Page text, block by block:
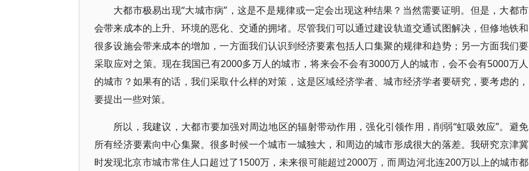
大都市极易出现“大城市病”，这是不是规律或一定会出现这种结果？当然需要证明。但是，大都市
会带来成本的上升、环境的恶化、交通的拥堵。尽管我们可以通过建设轨道交通试图解决，但修地铁和
很多设施会带来成本的增加，一方面我们认识到经济要素包括人口集聚的规律和趋势；另一方面我们要
采取应对之策。现在我国已有2000多万人的城市，将来会不会有3000万人的城市，会不会有5000万人
的城市？如果有的话，我们采取什么样的对策，这是区域经济学者、城市经济学者要研究，要考虑的，
要提出一些对策。
所以，我建议，大都市要加强对周边地区的辐射带动作用，强化引领作用，削弱“虹吸效应”。避免
所有经济要素向中心集聚。很多时候一个城市一城独大，和周边的城市形成很大的落差。我研究京津冀
时发现北京市城市常住人口超过了1500万，未来很可能超过2000万，而周边河北连200万以上的城市都